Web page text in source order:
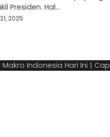
Presiden. Hal…
2025
Indonesia Hari Ini |